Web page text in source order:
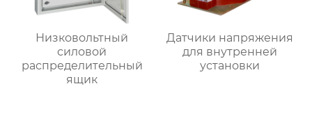
Низковольтный
силовой
распределительный
ящик
Датчики напряжения
для внутренней
установки